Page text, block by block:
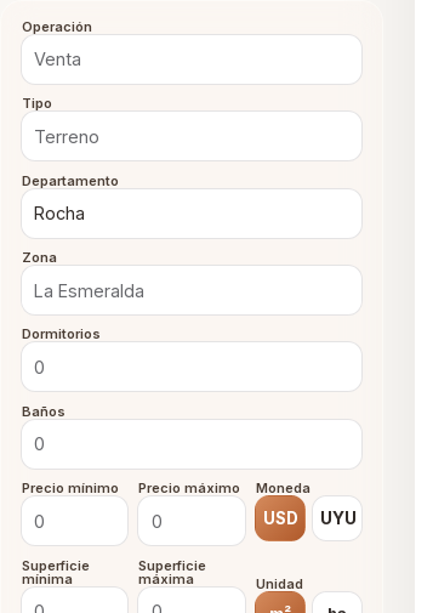
Operación
Tipo
Departamento
Zona
Dormitorios
Baños
Precio mínimo Precio máximo Moneda
USD UYU
Superficie
mínima
Superficie
máxima Unidad